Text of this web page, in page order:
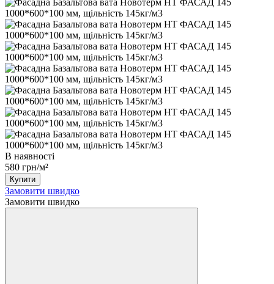
В наявності
580 грн/м²
Купити
Замовити швидко
Замовити швидко